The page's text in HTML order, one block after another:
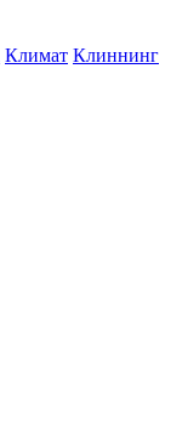
Климат Клиннинг